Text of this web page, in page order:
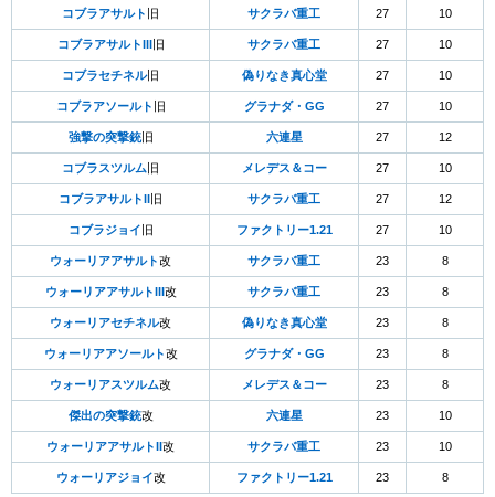
コブラアサルト 旧 サクラバ重工 27 10
コブラアサルトIII 旧 サクラバ重工 27 10
コブラセチネル旧 偽りなき真心堂 27 10
コブラアソールト 旧 グラナダ・GG 27 10
強撃の突撃銃旧 六連星 27 12
コブラスツルム 旧 メレデス＆コー 27 10
コブラアサルトII 旧 サクラバ重工 27 12
コブラジョイ 旧 ファクトリー1.21 27 10
ウォーリアアサルト改 サクラバ重工 23 8
ウォーリアアサルトIII 改 サクラバ重工 23 8
ウォーリアセチネル改 偽りなき真心堂 23 8
ウォーリアアソールト改 グラナダ・GG 23 8
ウォーリアスツルム改 メレデス＆コー 23 8
傑出の突撃銃改 六連星 23 10
ウォーリアアサルトII 改 サクラバ重工 23 10
ウォーリアジョイ改 ファクトリー1.21 23 8